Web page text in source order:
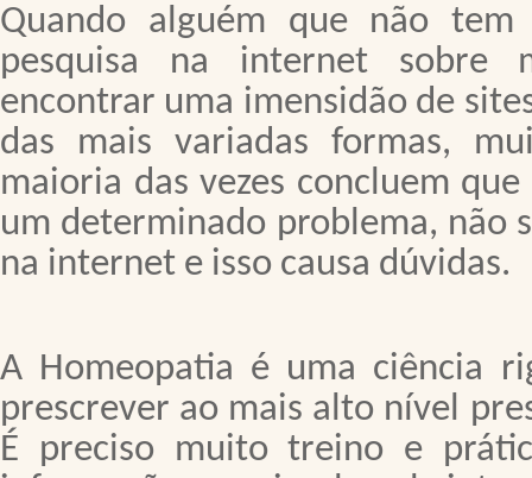
Quando alguém que não
pesquisa na internet sobre
encontrar uma imensidão de
das mais variadas formas,
maioria das vezes concluem
um determinado problema, não
na internet e isso causa dúvidas.
A Homeopatia é uma ciência
prescrever ao mais alto nível
É preciso muito treino e